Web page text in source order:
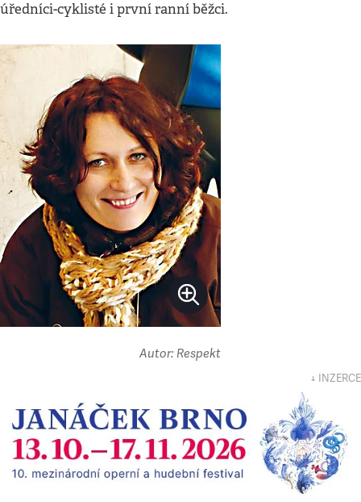
úředníci-cyklisté i první ranní běžci.
Autor: Respekt
↓ INZERCE